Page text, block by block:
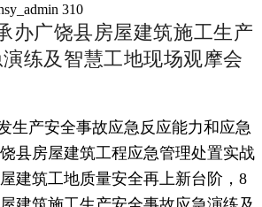
310
办广饶县房屋建筑施工生产
练及智慧工地现场观摩会
生产安全事故应急反应能力和应急
县房屋建筑工程应急管理处置实战
建筑工地质量安全再上新台阶，8